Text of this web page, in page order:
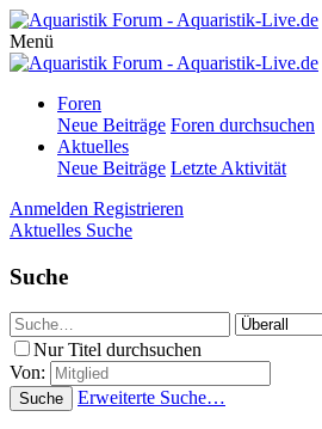
Menü
Foren
Neue Beiträge Foren durchsuchen
Aktuelles
Neue Beiträge Letzte Aktivität
Anmelden Registrieren
Aktuelles Suche
Suche
Nur Titel durchsuchen
Von:
Suche Erweiterte Suche…